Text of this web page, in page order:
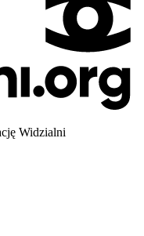
Widzialni